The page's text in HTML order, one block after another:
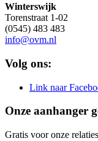
Winterswijk
Torenstraat 1-02
(0545) 483 483
info@ovm.nl
Volg ons:
Link naar
Onze aanhanger
Gratis voor onze relaties